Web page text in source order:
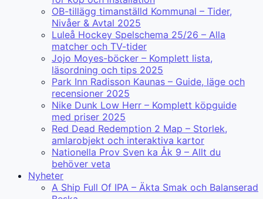
OB-tillägg timanställd Kommunal – Tider,
Nivåer & Avtal 2025
Luleå Hockey Spelschema 25/26 – Alla
matcher och TV-tider
Jojo Moyes-böcker – Komplett lista,
läsordning och tips 2025
Park Inn Radisson Kaunas – Guide, läge och
recensioner 2025
Nike Dunk Low Herr – Komplett köpguide
med priser 2025
Red Dead Redemption 2 Map – Storlek,
amlarobjekt och interaktiva kartor
Nationella Prov Sven ka Åk 9 – Allt du
behöver veta
Nyheter
A Ship Full Of IPA – Äkta Smak och Balanserad